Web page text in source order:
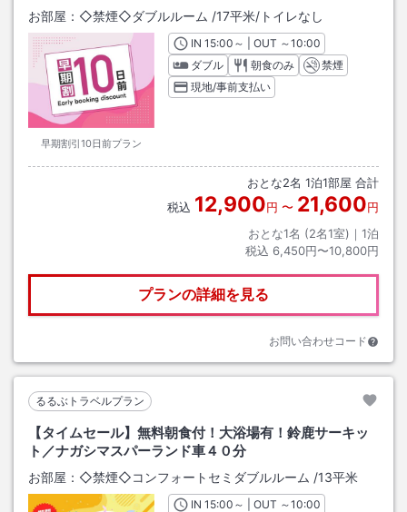
お部屋： ◇禁煙◇ダブルルーム /17平米/トイレなし
早期割引10日前プラン
INチェックイン
15:00 ～ | OUT チェックアウト
～10:00
ダブル
朝食のみ
禁煙
現地/事前支払い
おとな2名 1泊1部屋 合計
税込 12,900円 〜 21,600円
おとな1名 (2名1室)｜ 1泊
税込 6,450円〜10,800円
プランの詳細を見る
お問い合わせコード
るるぶトラベルプラン
【タイムセール】無料朝食付！大浴場有！鈴鹿サーキッ
ト／ナガシマスパーランド車４０分
お部屋： ◇禁煙◇コンフォートセミダブルルーム /13平米
INチェックイン
15:00 ～ | OUT チェックアウト
～10:00